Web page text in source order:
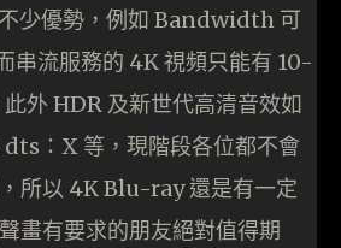
少優勢，例如 Bandwidth 可
串流服務的 4K 視頻只能有 10-
外 HDR 及新世代高清音效如
：X 等，現階段各位都不會
所以 4K Blu-ray 還是有一定
畫有要求的朋友絕對值得期